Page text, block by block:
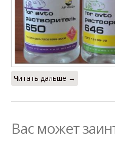
Читать дальше →
Вас может